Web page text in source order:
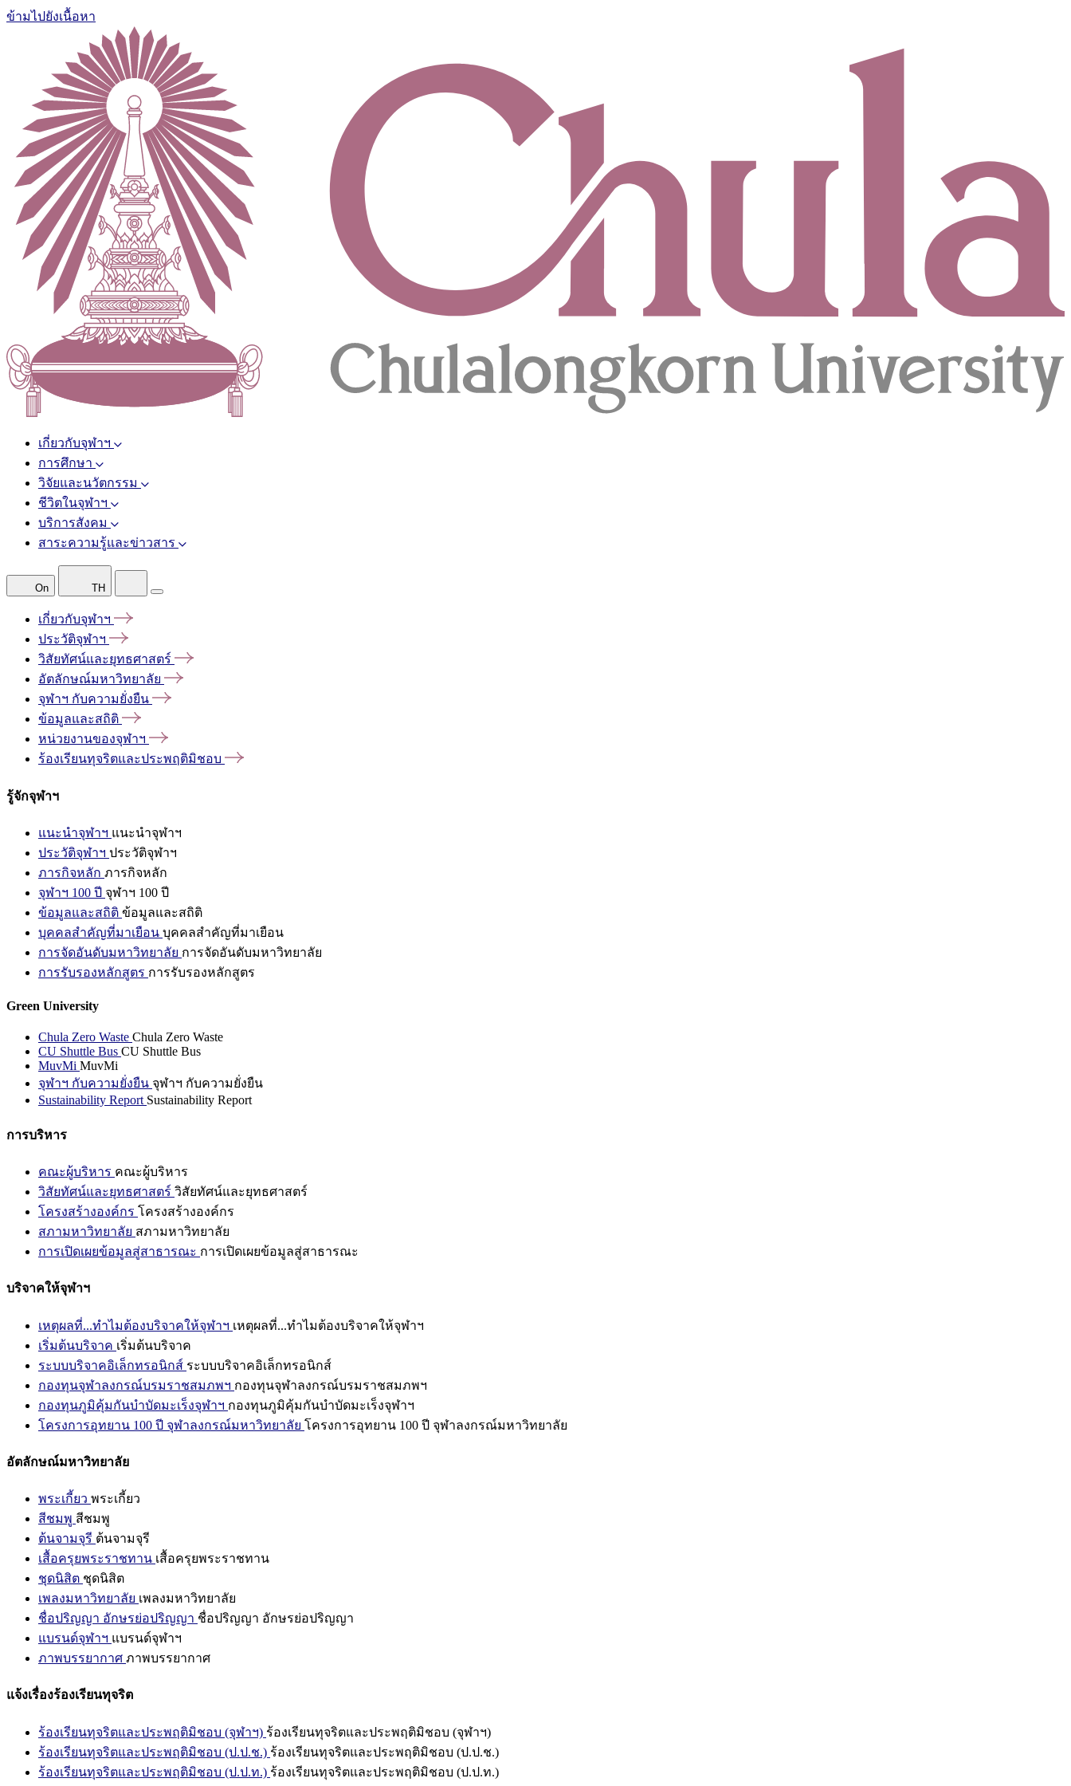
ข้ามไปยังเนื้อหา
เกี่ยวกับจุฬาฯ
การศึกษา
วิจัยและนวัตกรรม
ชีวิตในจุฬาฯ
บริการสังคม
สาระความรู้และข่าวสาร
On TH
เกี่ยวกับจุฬาฯ
ประวัติจุฬาฯ
วิสัยทัศน์และยุทธศาสตร์
อัตลักษณ์มหาวิทยาลัย
จุฬาฯ กับความยั่งยืน
ข้อมูลและสถิติ
หน่วยงานของจุฬาฯ
ร้องเรียนทุจริตและประพฤติมิชอบ
รู้จักจุฬาฯ
แนะนำจุฬาฯ แนะนำจุฬาฯ
ประวัติจุฬาฯ ประวัติจุฬาฯ
ภารกิจหลัก ภารกิจหลัก
จุฬาฯ 100 ปี จุฬาฯ 100 ปี
ข้อมูลและสถิติ ข้อมูลและสถิติ
บุคคลสำคัญที่มาเยือน บุคคลสำคัญที่มาเยือน
การจัดอันดับมหาวิทยาลัย การจัดอันดับมหาวิทยาลัย
การรับรองหลักสูตร การรับรองหลักสูตร
Green University
Chula Zero Waste Chula Zero Waste
CU Shuttle Bus CU Shuttle Bus
MuvMi MuvMi
จุฬาฯ กับความยั่งยืน จุฬาฯ กับความยั่งยืน
Sustainability Report Sustainability Report
การบริหาร
คณะผู้บริหาร คณะผู้บริหาร
วิสัยทัศน์และยุทธศาสตร์ วิสัยทัศน์และยุทธศาสตร์
โครงสร้างองค์กร โครงสร้างองค์กร
สภามหาวิทยาลัย สภามหาวิทยาลัย
การเปิดเผยข้อมูลสู่สาธารณะ การเปิดเผยข้อมูลสู่สาธารณะ
บริจาคให้จุฬาฯ
เหตุผลที่...ทำไมต้องบริจาคให้จุฬาฯ เหตุผลที่...ทำไมต้องบริจาคให้จุฬาฯ
เริ่มต้นบริจาค เริ่มต้นบริจาค
ระบบบริจาคอิเล็กทรอนิกส์ ระบบบริจาคอิเล็กทรอนิกส์
กองทุนจุฬาลงกรณ์บรมราชสมภพฯ กองทุนจุฬาลงกรณ์บรมราชสมภพฯ
กองทุนภูมิคุ้มกันบำบัดมะเร็งจุฬาฯ กองทุนภูมิคุ้มกันบำบัดมะเร็งจุฬาฯ
โครงการอุทยาน 100 ปี จุฬาลงกรณ์มหาวิทยาลัย โครงการอุทยาน 100 ปี จุฬาลงกรณ์มหาวิทยาลัย
อัตลักษณ์มหาวิทยาลัย
พระเกี้ยว พระเกี้ยว
สีชมพู สีชมพู
ต้นจามจุรี ต้นจามจุรี
เสื้อครุยพระราชทาน เสื้อครุยพระราชทาน
ชุดนิสิต ชุดนิสิต
เพลงมหาวิทยาลัย เพลงมหาวิทยาลัย
ชื่อปริญญา อักษรย่อปริญญา ชื่อปริญญา อักษรย่อปริญญา
แบรนด์จุฬาฯ แบรนด์จุฬาฯ
ภาพบรรยากาศ ภาพบรรยากาศ
แจ้งเรื่องร้องเรียนทุจริต
ร้องเรียนทุจริตและประพฤติมิชอบ (จุฬาฯ) ร้องเรียนทุจริตและประพฤติมิชอบ (จุฬาฯ)
ร้องเรียนทุจริตและประพฤติมิชอบ (ป.ป.ช.) ร้องเรียนทุจริตและประพฤติมิชอบ (ป.ป.ช.)
ร้องเรียนทุจริตและประพฤติมิชอบ (ป.ป.ท.) ร้องเรียนทุจริตและประพฤติมิชอบ (ป.ป.ท.)